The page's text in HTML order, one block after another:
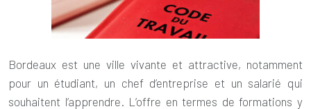
Bordeaux est une ville vivante et attractive, notamment
pour un étudiant, un chef d’entreprise et un salarié qui
souhaitent l’apprendre. L’offre en termes de formations y